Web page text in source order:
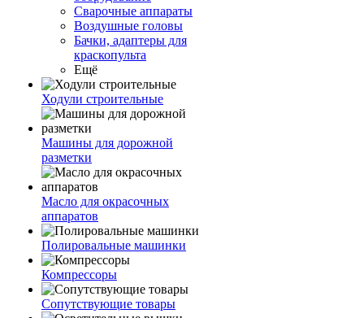
Сварочные аппараты
Воздушные головы
Бачки, адаптеры для
краскопульта
Ещё
Ходули строительные
Машины для дорожной
разметки
Масло для окрасочных
аппаратов
Полировальные машинки
Компрессоры
Сопутствующие товары